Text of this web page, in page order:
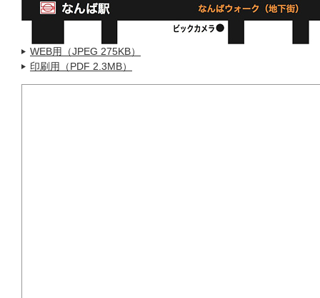
WEB用（JPEG 275KB）
印刷用（PDF 2.3MB）